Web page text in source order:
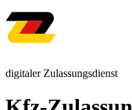
digitaler Zulassungsdienst